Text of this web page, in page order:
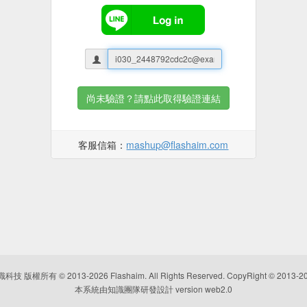
尚未驗證？請點此取得驗證連結
客服信箱： mashup@flashaim.com
科技 版權所有 © 2013-2026 Flashaim. All Rights Reserved. CopyRight © 2013-
本系統由知識團隊研發設計 version web2.0